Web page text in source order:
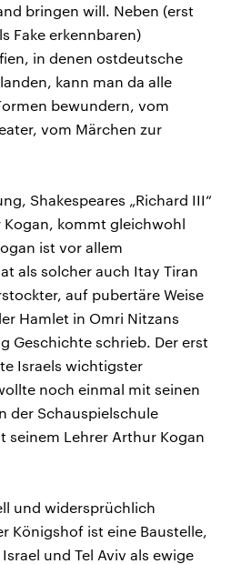
bringen will. Neben (erst
Fake erkennbaren)
in denen ostdeutsche
kann man da alle
bewundern, vom
vom Märchen zur
Shakespeares „Richard III“
Kogan, kommt gleichwohl
ist vor allem
als solcher auch Itay Tiran
auf pubertäre Weise
Hamlet in Omri Nitzans
Geschichte schrieb. Der erst
Israels wichtigster
noch einmal mit seinen
der Schauspielschule
seinem Lehrer Arthur Kogan
und widersprüchlich
Königshof ist eine Baustelle,
und Tel Aviv als ewige